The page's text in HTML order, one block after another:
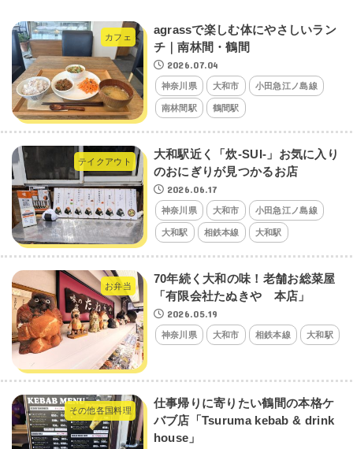
カフェ
agrassで楽しむ体にやさしいラン
チ｜南林間・鶴間
2026.07.04
神奈川県 大和市 小田急江ノ島線
南林間駅 鶴間駅
テイクアウト
大和駅近く「炊-SUI-」お気に入り
のおにぎりが見つかるお店
2026.06.17
神奈川県 大和市 小田急江ノ島線
大和駅 相鉄本線 大和駅
お弁当
70年続く大和の味！老舗お総菜屋
「有限会社たぬきや 本店」
2026.05.19
神奈川県 大和市 相鉄本線 大和駅
その他各国料理
仕事帰りに寄りたい鶴間の本格ケ
バブ店「Tsuruma kebab & drink
house」